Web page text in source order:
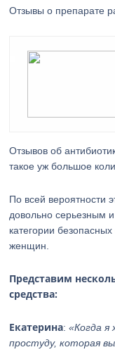
Отзывы о препарате
Отзывов об
такое уж большое
По всей вероятности
довольно серьезным
категории
женщин.
Представим
средства:
Екатерина:«Когда я
простуду, которая